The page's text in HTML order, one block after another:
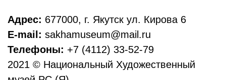
Адрес: 677000, г. Якутск ул. Кирова 6
E-mail: sakhamuseum@mail.ru
Телефоны: +7 (4112) 33-52-79
2021 © Национальный Художественный